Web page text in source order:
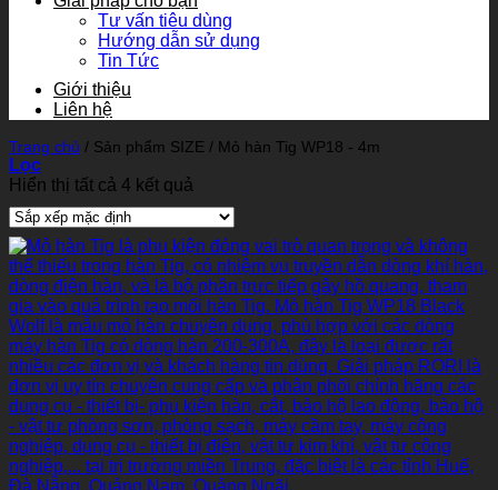
Tư vấn tiêu dùng
Hướng dẫn sử dụng
Tin Tức
Giới thiệu
Liên hệ
Trang chủ / Sản phẩm SIZE / Mỏ hàn Tig WP18 - 4m
Lọc
Hiển thị tất cả 4 kết quả